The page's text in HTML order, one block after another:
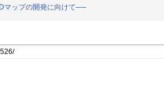
マップの開発に向けて──